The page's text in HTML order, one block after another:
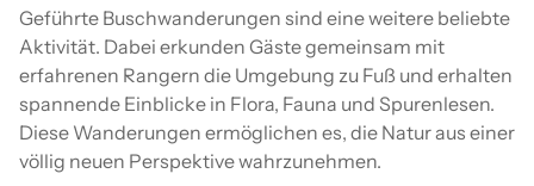
Geführte Buschwanderungen sind eine weitere beliebte
Aktivität. Dabei erkunden Gäste gemeinsam mit
erfahrenen Rangern die Umgebung zu Fuß und erhalten
spannende Einblicke in Flora, Fauna und Spurenlesen.
Diese Wanderungen ermöglichen es, die Natur aus einer
völlig neuen Perspektive wahrzunehmen.